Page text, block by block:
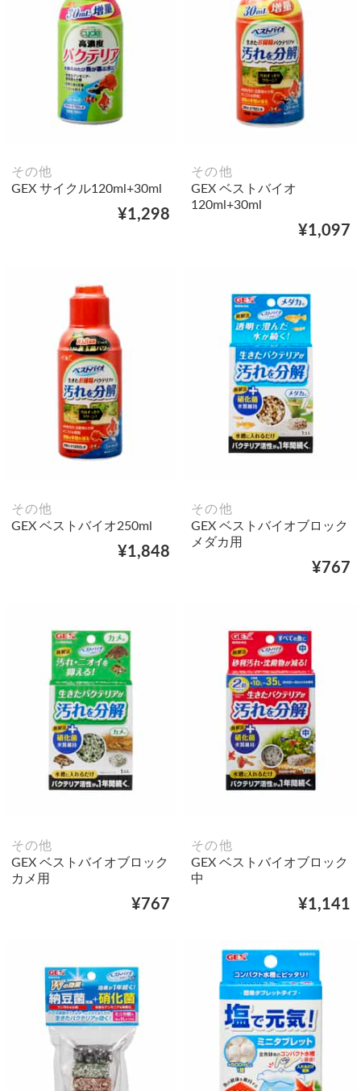
その他
GEX サイクル120ml+30ml
¥1,298
その他
GEX ベストバイオ
120ml+30ml
¥1,097
その他
GEX ベストバイオ250ml
¥1,848
その他
GEX ベストバイオブロック
メダカ用
¥767
その他
GEX ベストバイオブロック
カメ用
¥767
その他
GEX ベストバイオブロック
中
¥1,141